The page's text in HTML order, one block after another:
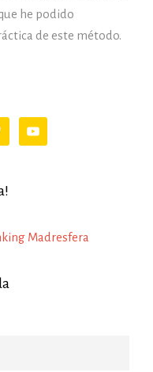
he podido
de este método.